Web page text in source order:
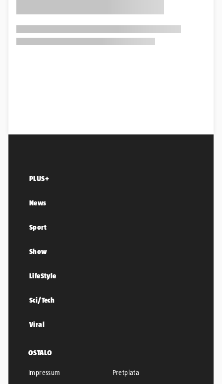
PLUS+
News
Sport
Show
LifeStyle
Sci/Tech
Viral
OSTALO
Impressum Pretplata